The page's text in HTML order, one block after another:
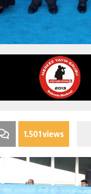
1.501 views